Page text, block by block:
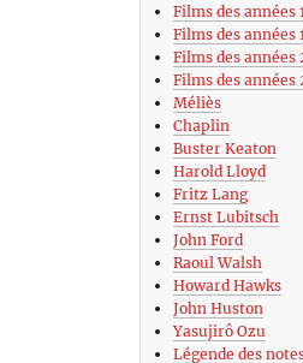
Films des années
Films des années
Films des
Films des années
Méliès
Chaplin
Buster Keaton
Harold Lloyd
Fritz Lang
Ernst Lubitsch
John Ford
Raoul Walsh
Howard Hawks
John Huston
Yasujirô Ozu
Légende des